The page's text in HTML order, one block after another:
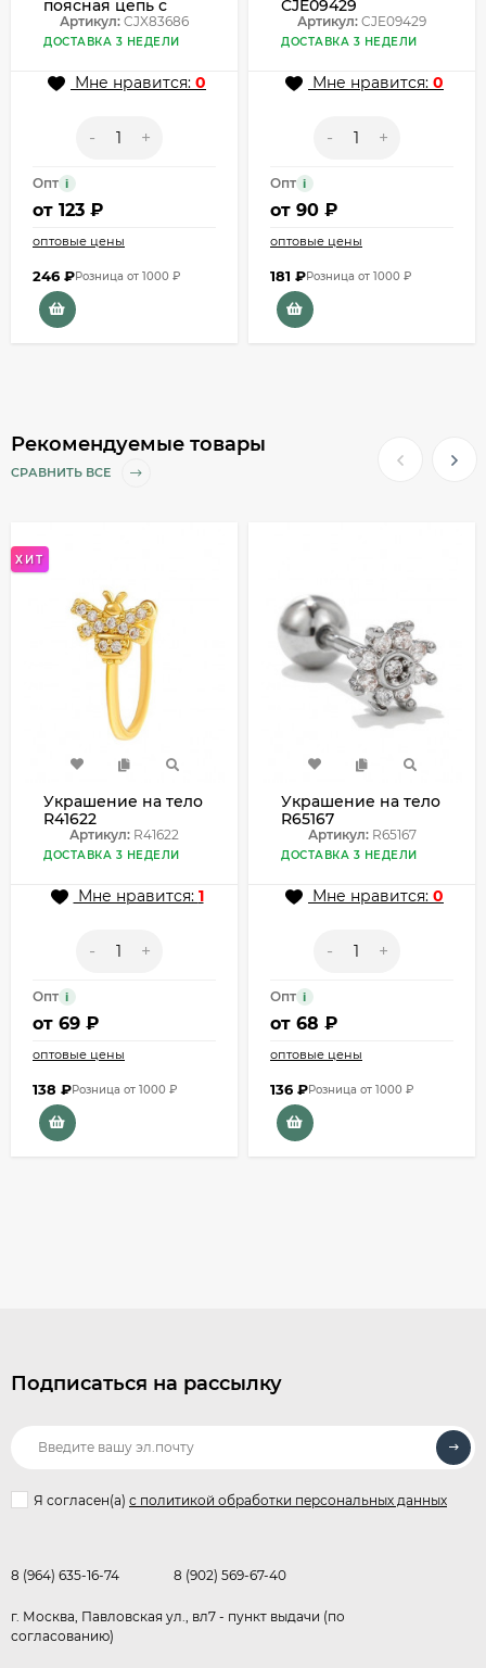
поясная цепь с
элементом в виде
сердца CJX83686
Артикул: CJX83686
ДОСТАВКА 3 НЕДЕЛИ
Мне нравится: 0
- +
Опт i
от 123 ₽
оптовые цены
246 ₽Розница от 1000 ₽
CJE09429
Артикул: CJE09429
ДОСТАВКА 3 НЕДЕЛИ
Мне нравится: 0
- +
Опт i
от 90 ₽
оптовые цены
181 ₽Розница от 1000 ₽
Рекомендуемые товары
СРАВНИТЬ ВСЕ
ХИТ
Украшение на тело
R41622
Артикул: R41622
ДОСТАВКА 3 НЕДЕЛИ
Мне нравится: 1
- +
Опт i
от 69 ₽
оптовые цены
138 ₽Розница от 1000 ₽
Украшение на тело
R65167
Артикул:R65167
ДОСТАВКА 3 НЕДЕЛИ
Мне нравится: 0
- +
Опт i
от 68 ₽
оптовые цены
136 ₽Розница от 1000 ₽
Подписаться на рассылку
Я согласен(a) с политикой обработки персональных данных
8 (964) 635-16-74 8 (902) 569-67-40
г. Москва, Павловская ул., вл7 - пункт выдачи (по
согласованию)